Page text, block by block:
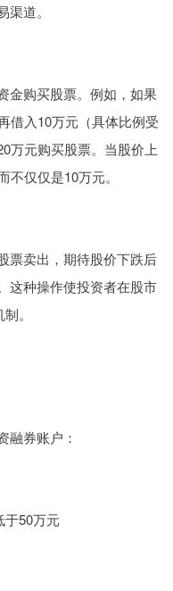
道。
金购买股票。例如，如果
借入10万元（具体比例受
万元购买股票。当股价上
仅仅是10万元。
票卖出，期待股价下跌后
这种操作使投资者在股市
。
融券账户：
于50万元